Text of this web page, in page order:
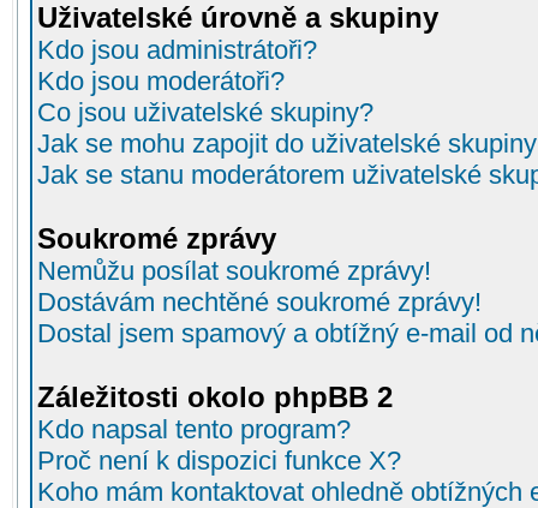
Uživatelské úrovně a skupiny
Kdo jsou administrátoři?
Kdo jsou moderátoři?
Co jsou uživatelské skupiny?
Jak se mohu zapojit do uživatelské
Jak se stanu moderátorem uživatelské
Soukromé zprávy
Nemůžu posílat soukromé zprávy!
Dostávám nechtěné soukromé zprávy!
Dostal jsem spamový a obtížný e-mail od
Záležitosti okolo phpBB 2
Kdo napsal tento program?
Proč není k dispozici funkce X?
Koho mám kontaktovat ohledně